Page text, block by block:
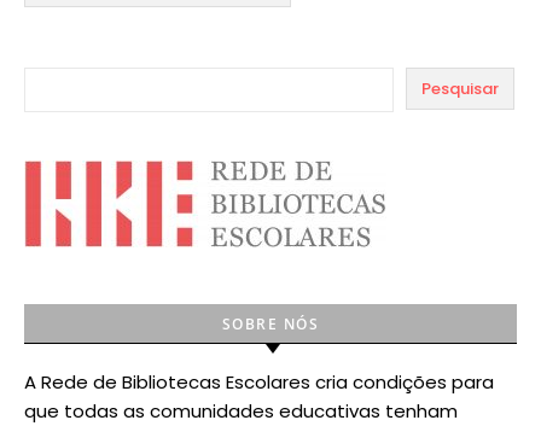
Pesquisar
SOBRE NÓS
A Rede de Bibliotecas Escolares cria condições para
que todas as comunidades educativas tenham